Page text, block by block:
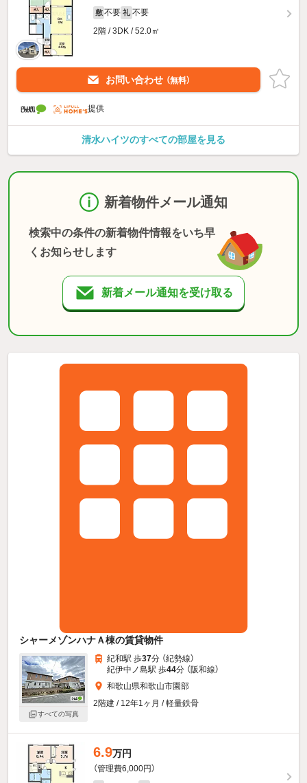
敷 不要 礼 不要
2階 / 3DK / 52.0㎡
お問い合わせ （無料）
提供
清水ハイツのすべての部屋を見る
新着物件メール通知
検索中の条件の新着物件情報をいち早
くお知らせします
新着メール通知を受け取る
シャーメゾンハナＡ棟の賃貸物件
すべての写真
紀和駅 歩37分 （紀勢線）
紀伊中ノ島駅 歩44分 （阪和線）
和歌山県和歌山市園部
2階建 / 12年1ヶ月 / 軽量鉄骨
6.9万円
（管理費6,000円）